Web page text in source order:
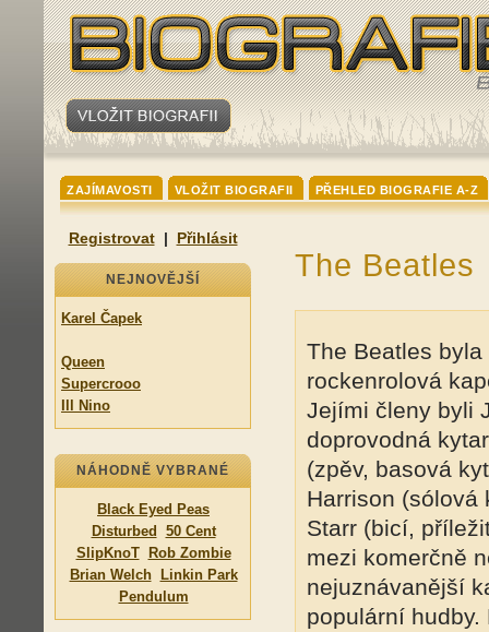
ZAJÍMAVOSTI VLOŽIT BIOGRAFII PŘEHLED BIOGRAFIE A-Z
Registrovat| Přihlásit
NEJNOVĚJŠÍ
Karel Čapek
Queen
Supercrooo
Ill Nino
NÁHODNĚ VYBRANÉ
Black Eyed Peas
Disturbed
50 Cent
SlipKnoT
Rob Zombie
Brian Welch
Linkin Park
Pendulum
The Beatles
The Beatles
rockenrolová
Jejími členy byli
doprovodná
(zpěv, basová
Harrison (sólová
Starr (bicí,
mezi komerčně
nejuznávanější
populární